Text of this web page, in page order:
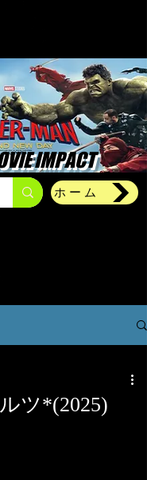
IMPACT
ホーム
ツ*(2025)